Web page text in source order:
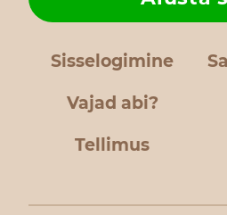
Sisselogimine
Vajad abi?
Tellimus